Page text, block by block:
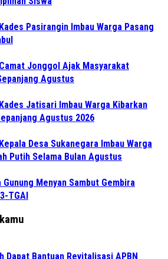
Pasirangin Imbau Warga Pasang
Jonggol Ajak Masyarakat
Agustus
Jatisari Imbau Warga Kibarkan
Agustus 2026
Desa Sukanegara Imbau Warga
Putih Selama Bulan Agustus
Menyan Sambut Gembira
TGAI
Dapat Bantuan Revitalisasi APBN